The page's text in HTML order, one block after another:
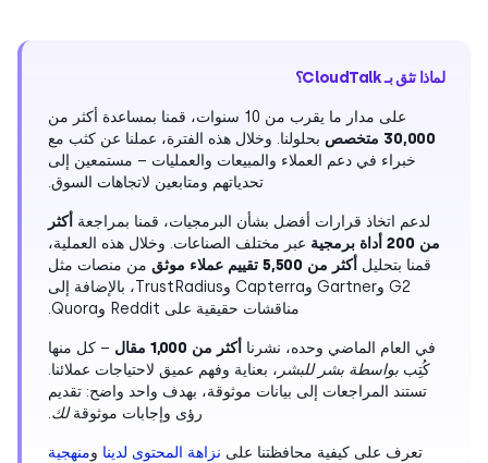
لماذا تثق بـ CloudTalk؟
على مدار ما يقرب من 10 سنوات، قمنا بمساعدة أكثر من
30,000 متخصص
بحلولنا. وخلال هذه الفترة، عملنا عن كثب مع
خبراء في دعم العملاء والمبيعات والعمليات – مستمعين إلى
تحدياتهم ومتابعين لاتجاهات السوق.
لدعم اتخاذ قرارات أفضل بشأن البرمجيات، قمنا بمراجعة أكثر
عبر مختلف الصناعات. وخلال هذه العملية،
قمنا بتحليلأكثر من 5,500 تقييم عملاء موثق
من منصات مثل
G2 وGartner وCapterra وTrustRadius، بالإضافة إلى
مناقشات حقيقية على Reddit وQuora.
في العام الماضي وحده، نشرناأكثر من 1,000 مقال
– كل منها
بواسطة بشر للبشر، بعناية وفهم عميق لاحتياجات عملائنا.
تستند المراجعات إلى بيانات موثوقة، بهدف واحد واضح: تقديم
رؤى وإجابات موثوقةلك.
تعرف على كيفية محافظتنا على نزاهة المحتوى لديناومنهجية